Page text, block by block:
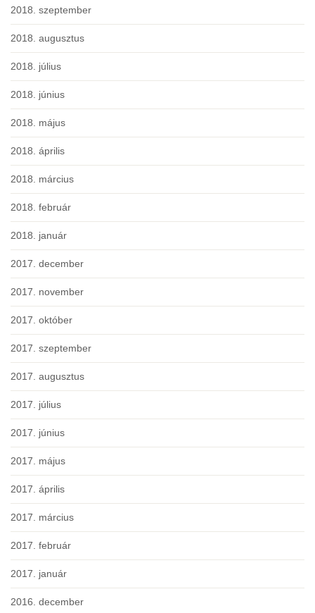
2018. szeptember
2018. augusztus
2018. július
2018. június
2018. május
2018. április
2018. március
2018. február
2018. január
2017. december
2017. november
2017. október
2017. szeptember
2017. augusztus
2017. július
2017. június
2017. május
2017. április
2017. március
2017. február
2017. január
2016. december